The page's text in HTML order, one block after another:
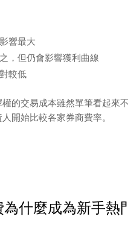
響最大
，但仍會影響獲利曲線
較低
的交易成本雖然單筆看起來
開始比較各家券商費率。
什麼成為新手熱